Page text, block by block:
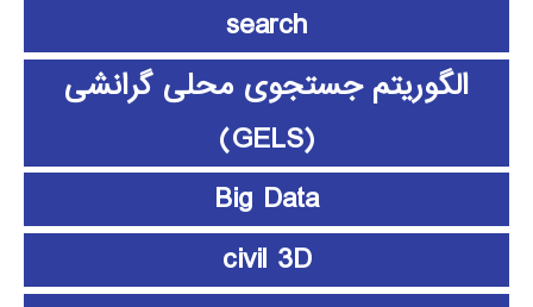
search
الگوریتم جستجوی محلی گرانشی
(GELS)
Big Data
civil 3D